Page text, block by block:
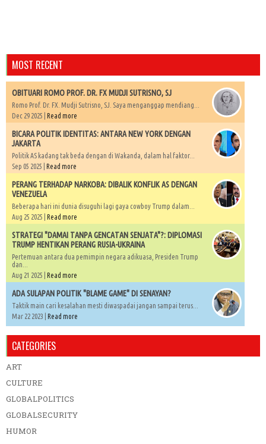
MOST RECENT
OBITUARI ROMO PROF. DR. FX MUDJI SUTRISNO, SJ
Romo Prof. Dr. FX. Mudji Sutrisno, SJ. Saya menganggap mendiang...
Dec 29 2025 | Read more
BICARA POLITIK IDENTITAS: ANTARA NEW YORK DENGAN
JAKARTA
Politik AS kadang tak beda dengan di Wakanda, dalam hal faktor...
Sep 05 2025 | Read more
PERANG TERHADAP NARKOBA: DIBALIK KONFLIK AS DENGAN
VENEZUELA
Beberapa hari ini dunia disuguhi lagi gaya cowboy Trump dalam...
Aug 25 2025 | Read more
STRATEGI "DAMAI TANPA GENCATAN SENJATA"?: DIPLOMASI
TRUMP HENTIKAN PERANG RUSIA-UKRAINA
Pertemuan antara dua pemimpin negara adikuasa, Presiden Trump
dan...
Aug 21 2025 | Read more
ADA SULAPAN POLITIK "BLAME GAME" DI SENAYAN?
Taktik main cari kesalahan mesti diwaspadai jangan sampai terus...
Mar 22 2023 | Read more
CATEGORIES
ART
CULTURE
GLOBALPOLITICS
GLOBALSECURITY
HUMOR